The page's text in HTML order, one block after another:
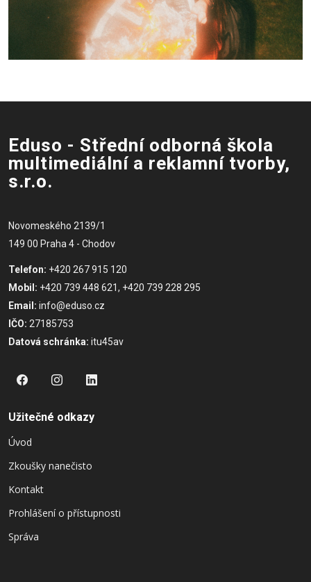
Eduso - Střední odborná škola
multimediální a reklamní tvorby,
s.r.o.
Novomeského 2139/1
149 00 Praha 4 - Chodov
Telefon: +420 267 915 120
Mobil: +420 739 448 621, +420 739 228 295
Email: info@eduso.cz
IČO: 27185753
Datová schránka: itu45av
Užitečné odkazy
Úvod
Zkoušky nanečisto
Kontakt
Prohlášení o přístupnosti
Správa